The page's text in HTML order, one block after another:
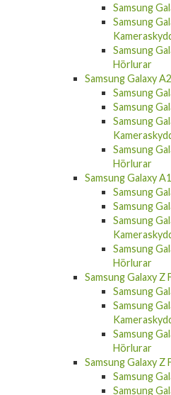
Samsung
Samsung
Samsung
Hörlurar
Samsung Galaxy
Samsung
Samsung
Samsung
Samsung
Hörlurar
Samsung Galaxy
Samsung
Samsung
Samsung
Samsung
Hörlurar
Samsung Galaxy Z
Samsung
Samsung
Samsung
Hörlurar
Samsung Galaxy Z
Samsung
Samsung